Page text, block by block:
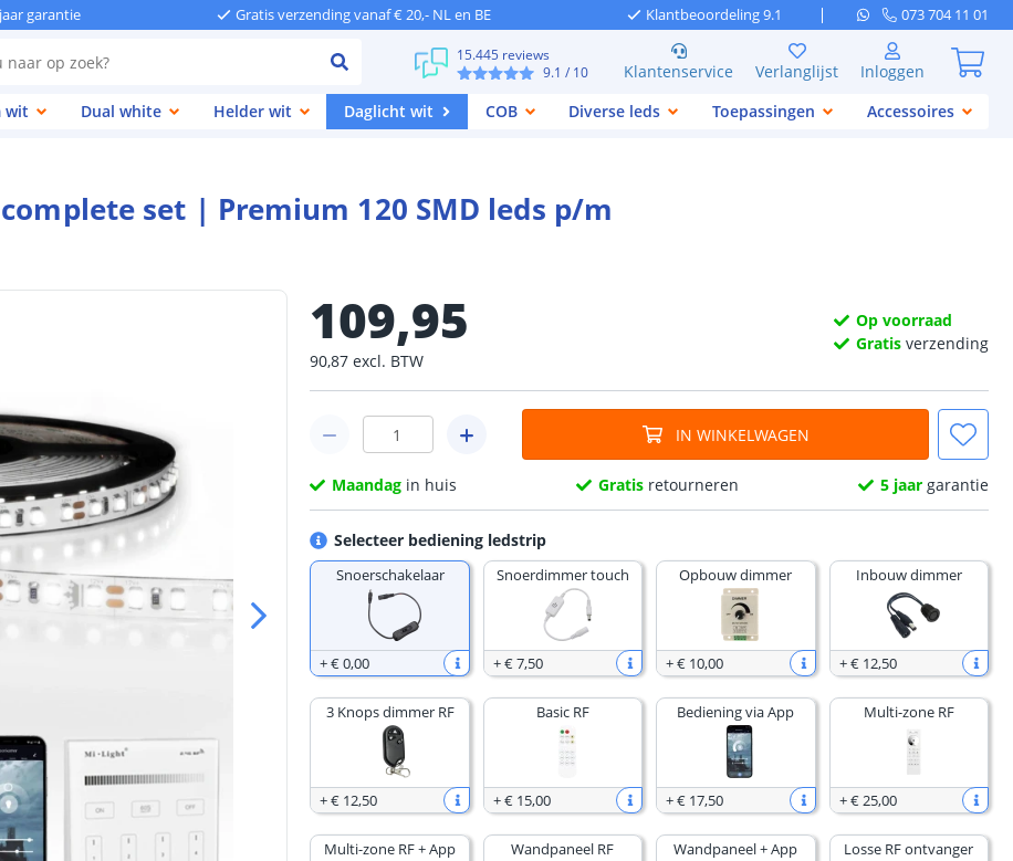
garantie Gratis verzending vanaf € 20,- NL en BE Klantbeoordeling 9.1 073 704 11 01
15.445 reviews
9.1 / 10 Klantenservice Verlanglijst
Inloggen
wit Dual white Helder wit Daglicht wit COB Diverse leds Toepassingen Accessoires
set | Premium 120 SMD leds p/m
109,95
90,87 excl. BTW
Op voorraad
Gratis verzending
IN WINKELWAGEN
Maandag in huis Gratis retourneren 5 jaargarantie
Selecteer bediening ledstrip
Snoerschakelaar
+€ 0,00
Snoerdimmer touch
+€ 7,50
Opbouw dimmer
+€ 10,00
Inbouw dimmer
+€ 12,50
3 Knops dimmer RF
+€ 12,50
Basic RF
+€ 15,00
Bediening via App
+€ 17,50
Multi-zone RF
+€ 25,00
Multi-zone RF + App Wandpaneel RF Wandpaneel + App Losse RF ontvanger